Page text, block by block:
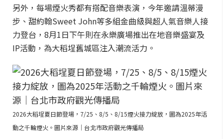
另外，每場煙火秀都有搭配音樂表演，今年邀請溫蒂漫
步、甜約翰Sweet John等多組金曲級與超人氣音樂人接
力登台，8月1日下午則在永樂廣場推出在地音樂盛宴及
IP活動，為大稻埕舊城區注入潮流活力。
2026大稻埕夏日節登場，7/25、8/5、8/15煙火接力綻放，圖為2025年活
動之千輪煙火。圖片來源｜台北市政府觀光傳播局